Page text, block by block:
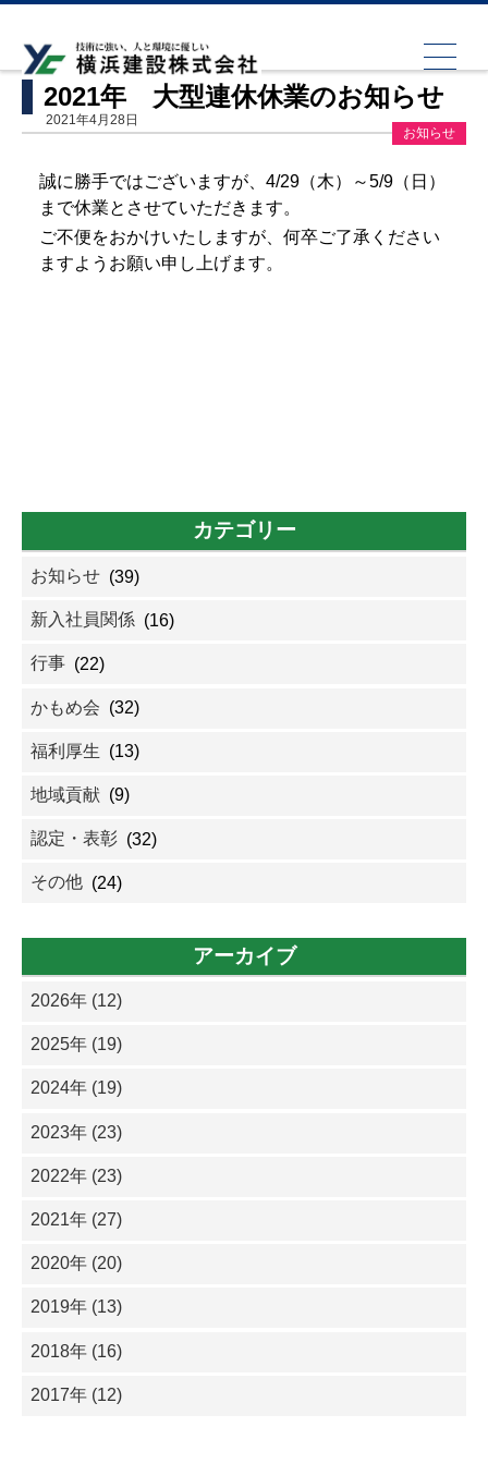
2021年 大型連休休業のお知らせ
2021年4月28日
お知らせ
誠に勝手ではございますが、4/29（木）～5/9（日）
まで休業とさせていただきます。
ご不便をおかけいたしますが、何卒ご了承ください
ますようお願い申し上げます。
カテゴリー
お知らせ (39)
新入社員関係 (16)
行事 (22)
かもめ会 (32)
福利厚生 (13)
地域貢献 (9)
認定・表彰 (32)
その他 (24)
アーカイブ
2026年 (12)
2025年 (19)
2024年 (19)
2023年 (23)
2022年 (23)
2021年 (27)
2020年 (20)
2019年 (13)
2018年 (16)
2017年 (12)